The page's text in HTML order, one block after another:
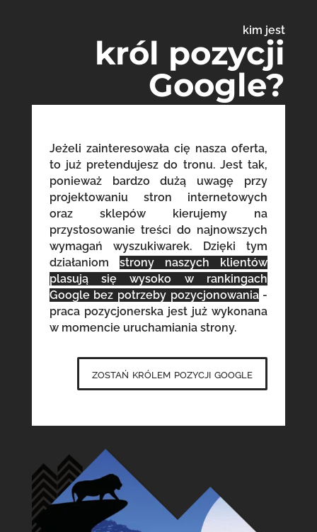
kim jest
król pozycji
Google?
Jeżeli zainteresowała cię nasza oferta,
to już pretendujesz do tronu. Jest tak,
ponieważ bardzo dużą uwagę przy
projektowaniu stron internetowych
oraz sklepów kierujemy na
przystosowanie treści do najnowszych
wymagań wyszukiwarek. Dzięki tym
działaniom strony naszych klientów
plasują się wysoko w rankingach
Google bez potrzeby pozycjonowania-
praca pozycjonerska jest już wykonana
w momencie uruchamiania strony.
zostań królem pozycji google